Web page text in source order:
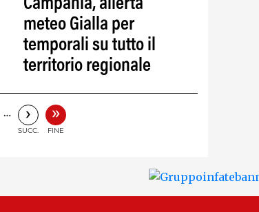
Campania, allerta
meteo Gialla per
temporali su tutto il
territorio regionale
… ›
SUCC.
»
FINE